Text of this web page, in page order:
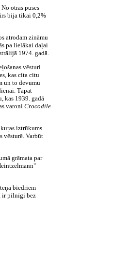
otras puses
bija tikai 0,2%
atrodam zināmu
pa lielākai daļai
1974. gadā.
vēsturi
kas cita citu
un to devumu
Tāpat
kas 1939. gadā
varoni Crocodile
iztrūkums
vēsturē. Varbūt
grāmata par
biedriem
ir pilnīgi bez